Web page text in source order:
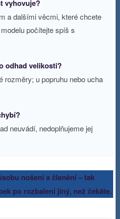
vyhovuje?
a dalšími věcmi, které chcete
počítejte spíš s
odhad velikosti?
rozměry; u popruhu nebo ucha
neuvádí, nedoplňujeme jej
nošení a členění – tak
po rozbalení jiný, než čekáte.